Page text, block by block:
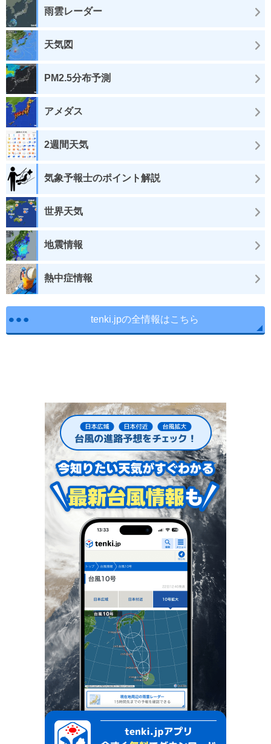
雨雲レーダー
天気図
PM2.5分布予測
アメダス
2週間天気
気象予報士のポイント解説
世界天気
地震情報
熱中症情報
tenki.jpの全情報はこちら